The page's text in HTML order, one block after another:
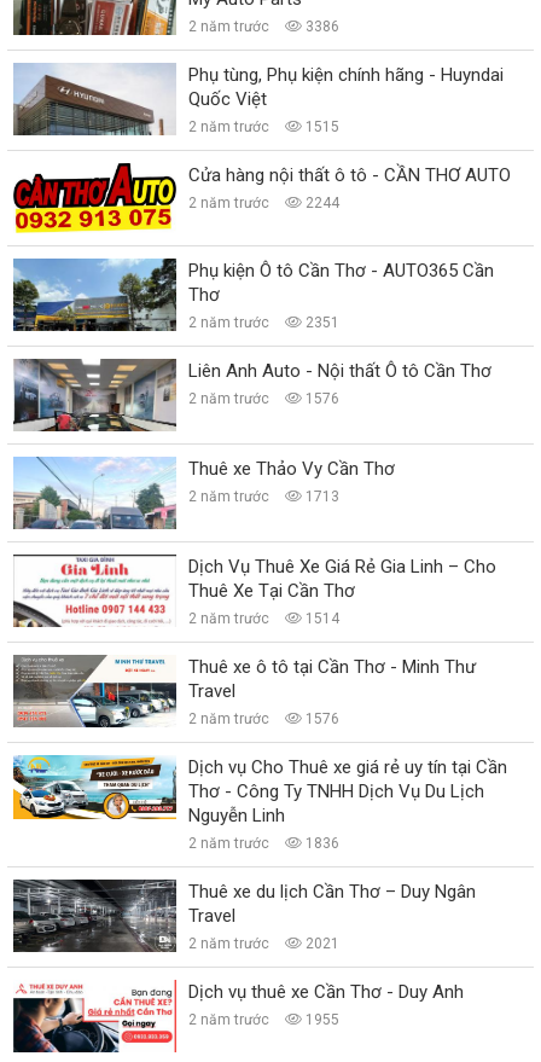
2 năm trước 3386
Phụ tùng, Phụ kiện chính hãng - Huyndai
Quốc Việt
2 năm trước 1515
Cửa hàng nội thất ô tô - CẦN THƠ AUTO
2 năm trước 2244
Phụ kiện Ô tô Cần Thơ - AUTO365 Cần
Thơ
2 năm trước 2351
Liên Anh Auto - Nội thất Ô tô Cần Thơ
2 năm trước 1576
Thuê xe Thảo Vy Cần Thơ
2 năm trước 1713
Dịch Vụ Thuê Xe Giá Rẻ Gia Linh – Cho
Thuê Xe Tại Cần Thơ
2 năm trước 1514
Thuê xe ô tô tại Cần Thơ - Minh Thư
Travel
2 năm trước 1576
Dịch vụ Cho Thuê xe giá rẻ uy tín tại Cần
Thơ - Công Ty TNHH Dịch Vụ Du Lịch
Nguyễn Linh
2 năm trước 1836
Thuê xe du lịch Cần Thơ – Duy Ngân
Travel
2 năm trước 2021
Dịch vụ thuê xe Cần Thơ - Duy Anh
2 năm trước 1955